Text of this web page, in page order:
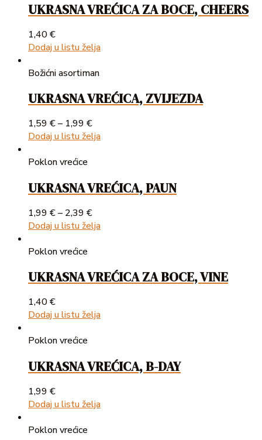
UKRASNA VREĆICA ZA BOCE, CHEERS
1,40€
Dodaj u listu želja
Božićni asortiman
UKRASNA VREĆICA, ZVIJEZDA
1,59 €– 1,99 €
Dodaj u listu želja
Poklon vrećice
UKRASNA VREĆICA, PAUN
1,99 €– 2,39 €
Dodaj u listu želja
Poklon vrećice
UKRASNA VREĆICA ZA BOCE, VINE
1,40€
Dodaj u listu želja
Poklon vrećice
UKRASNA VREĆICA, B-DAY
1,99 €
Dodaj u listu želja
Poklon vrećice